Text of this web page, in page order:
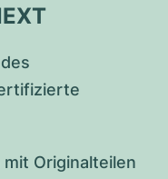
Originalteilen